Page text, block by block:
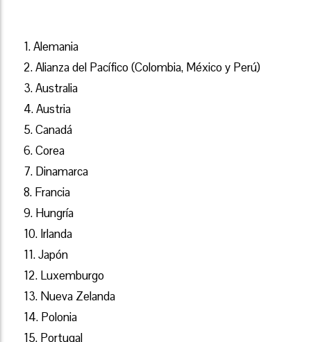
1. Alemania
2. Alianza del Pacífico (Colombia, México y Perú)
3. Australia
4. Austria
5. Canadá
6. Corea
7. Dinamarca
8. Francia
9. Hungría
10. Irlanda
11. Japón
12. Luxemburgo
13. Nueva Zelanda
14. Polonia
15. Portugal